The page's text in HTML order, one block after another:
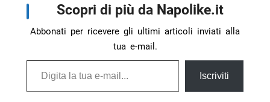
Scopri di più da Napolike.it
Abbonati per ricevere gli ultimi articoli inviati alla
tua e-mail.
Digita la tua e-mail...
Iscriviti